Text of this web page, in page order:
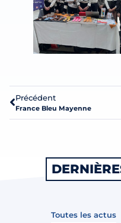
Précédent
France Bleu Mayenne
Toutes les actus